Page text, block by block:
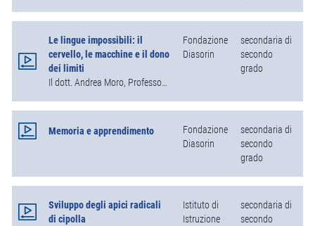
Le lingue impossibili: il
cervello, le macchine e il dono
dei limiti
Fondazione
Diasorin
secondaria di
secondo
grado
Memoria e apprendimento
Fondazione
Diasorin
secondaria di
secondo
grado
Sviluppo degli apici radicali
di cipolla
Istituto di
Istruzione
secondaria di
secondo